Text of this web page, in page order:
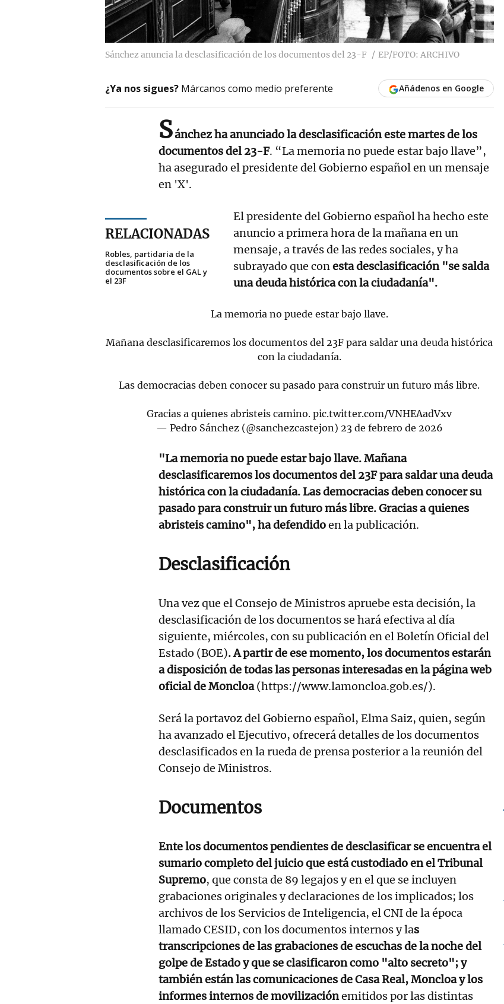
Sánchez anuncia la desclasificación de los documentos del 23-F EP/FOTO: ARCHIVO
¿Ya nos sigues? Márcanos como medio preferente Añádenos en Google
Sánchez ha anunciado la desclasificación este martes de los
documentos del 23-F. “La memoria no puede estar bajo llave”,
ha asegurado el presidente del Gobierno español en un mensaje
en 'X'.
RELACIONADAS
Robles, partidaria de la
desclasificación de los
documentos sobre el GAL y
el 23F
El presidente del Gobierno español ha hecho este
anuncio a primera hora de la mañana en un
mensaje, a través de las redes sociales, y ha
subrayado que conesta desclasificación "se salda
una deuda histórica con la ciudadanía".
La memoria no puede estar bajo llave.
Mañana desclasificaremos los documentos del 23F para saldar una deuda histórica
con la ciudadanía.
Las democracias deben conocer su pasado para construir un futuro más libre.
Gracias a quienes abristeis camino.pic.twitter.com/VNHEAadVxv
— Pedro Sánchez (@sanchezcastejon) 23 de febrero de 2026
"La memoria no puede estar bajo llave. Mañana
desclasificaremos los documentos del 23F para saldar una deuda
histórica con la ciudadanía. Las democracias deben conocer su
pasado para construir un futuro más libre. Gracias a quienes
abristeis camino", ha defendidoen la publicación.
Desclasificación
Una vez que el Consejo de Ministros apruebe esta decisión, la
desclasificación de los documentos se hará efectiva al día
siguiente, miércoles, con su publicación en el Boletín Oficial del
Estado (BOE). A partir de ese momento, los documentos estarán
a disposición de todas las personas interesadas en la página web
oficial de Moncloa(https://www.lamoncloa.gob.es/).
Será la portavoz del Gobierno español, Elma Saiz, quien, según
ha avanzado el Ejecutivo, ofrecerá detalles de los documentos
desclasificados en la rueda de prensa posterior a la reunión del
Consejo de Ministros.
Documentos
Ente los documentos pendientes de desclasificar se encuentra el
sumario completo del juicio que está custodiado en el Tribunal
Supremo, que consta de 89 legajos y en el que se incluyen
grabaciones originales y declaraciones de los implicados; los
archivos de los Servicios de Inteligencia, el CNI de la época
llamado CESID, con los documentos internos y las
transcripciones de las grabaciones de escuchas de la noche del
golpe de Estado y que se clasificaron como "alto secreto"; y
también están las comunicaciones de Casa Real, Moncloa y los
informes internos de movilizaciónemitidos por las distintas